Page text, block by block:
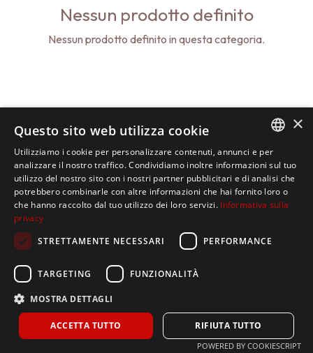
Nessun prodotto definito
Nessun prodotto definito in questa categoria.
Home
La nostra azienda
ITALIAN
SPANISH
ENGLISH
×
Questo sito web utilizza cookie
Utilizziamo i cookie per personalizzare contenuti, annunci e per
analizzare il nostro traffico. Condividiamo inoltre informazioni sul tuo
utilizzo del nostro sito con i nostri partner pubblicitari e di analisi che
potrebbero combinarle con altre informazioni che hai fornito loro o
che hanno raccolto dal tuo utilizzo dei loro servizi. Informativa sulla
privacy
STRETTAMENTE NECESSARI
PERFORMANCE
TARGETING FUNZIONALITÀ
MOSTRA DETTAGLI
ACCETTA TUTTO RIFIUTA TUTTO
POWERED BY COOKIESCRIPT